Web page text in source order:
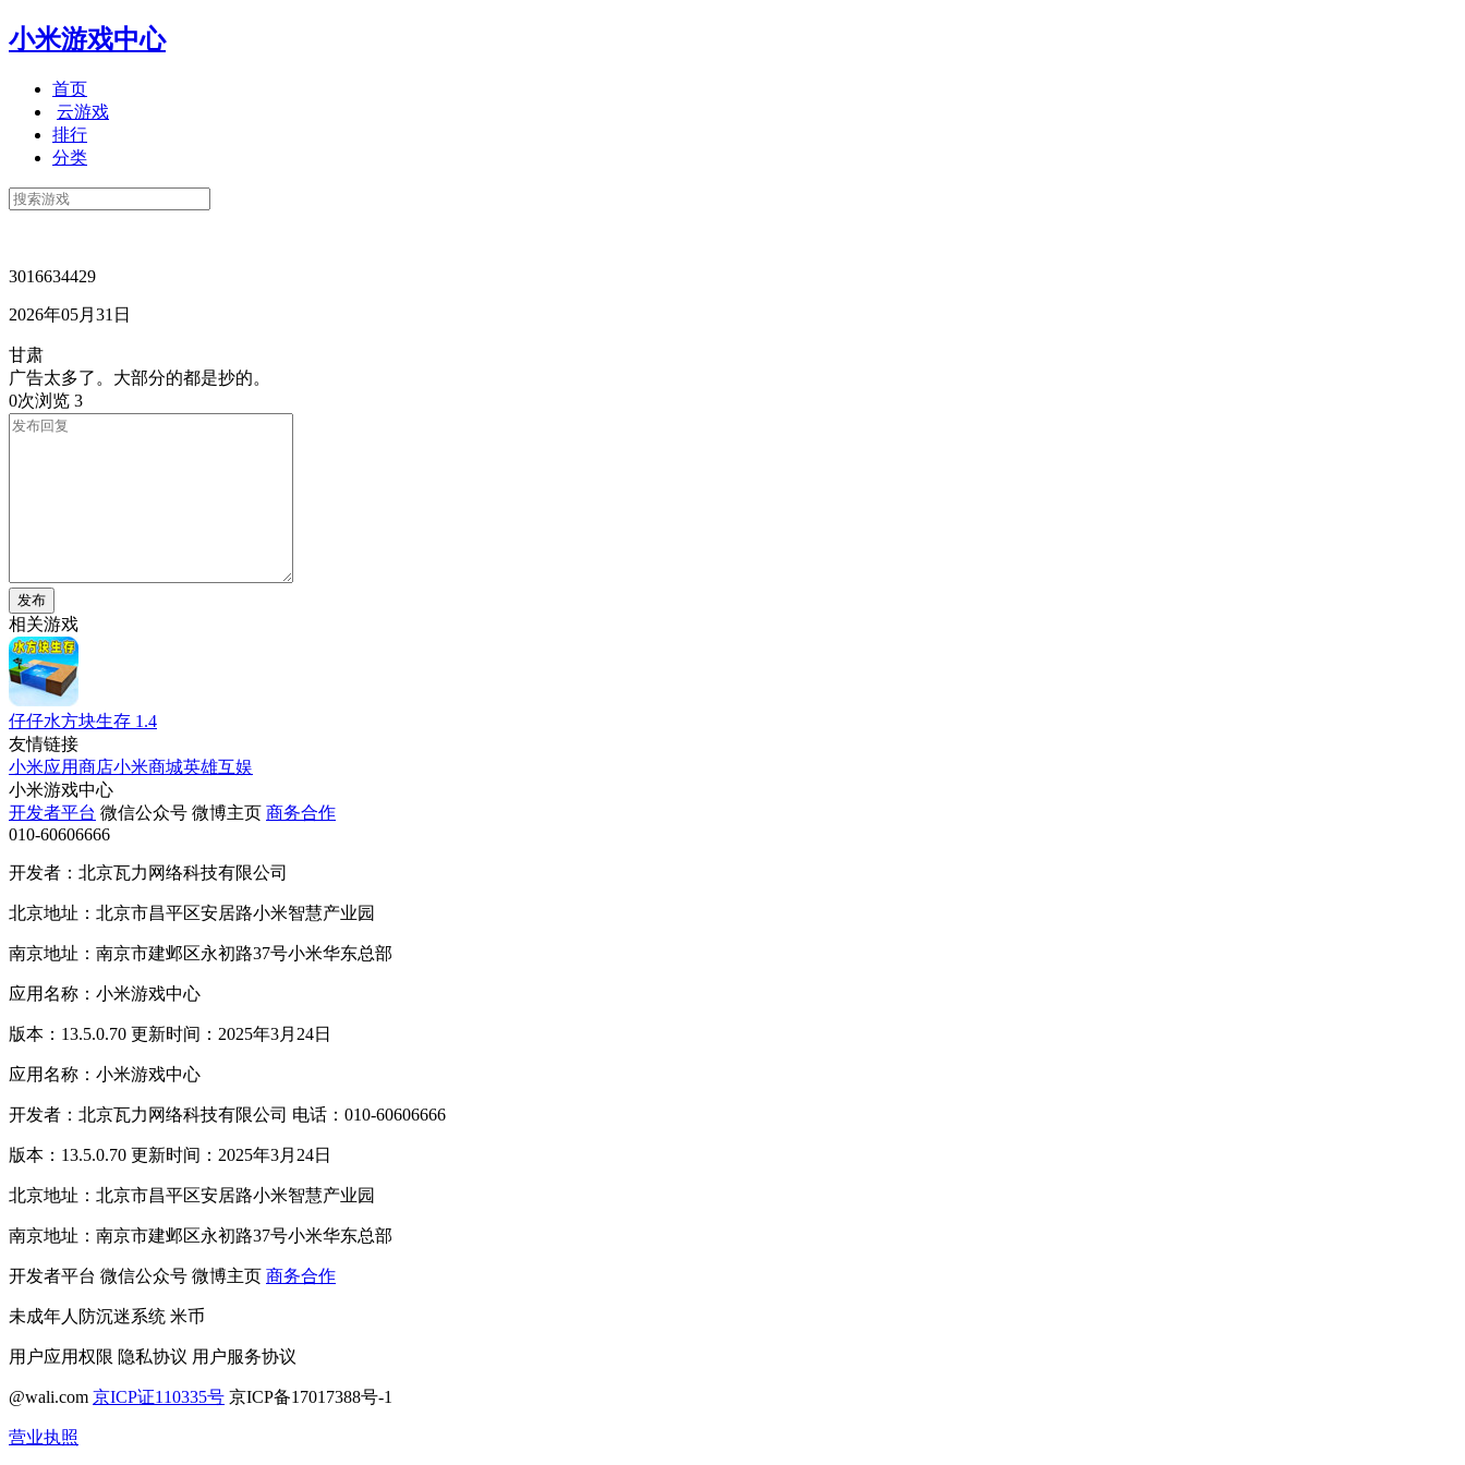
小米游戏中心
首页
云游戏
排行
分类
3016634429
2026年05月31日
甘肃
广告太多了。大部分的都是抄的。
0次浏览 3
发布
相关游戏
仔仔水方块生存 1.4
友情链接
小米应用商店小米商城英雄互娱
小米游戏中心
开发者平台 微信公众号 微博主页 商务合作
010-60606666
开发者：北京瓦力网络科技有限公司
北京地址：北京市昌平区安居路小米智慧产业园
南京地址：南京市建邺区永初路37号小米华东总部
应用名称：小米游戏中心
版本：13.5.0.70 更新时间：2025年3月24日
应用名称：小米游戏中心
开发者：北京瓦力网络科技有限公司 电话：010-60606666
版本：13.5.0.70 更新时间：2025年3月24日
北京地址：北京市昌平区安居路小米智慧产业园
南京地址：南京市建邺区永初路37号小米华东总部
开发者平台 微信公众号 微博主页 商务合作
未成年人防沉迷系统 米币
用户应用权限 隐私协议 用户服务协议
@wali.com 京ICP证110335号 京ICP备17017388号-1
营业执照